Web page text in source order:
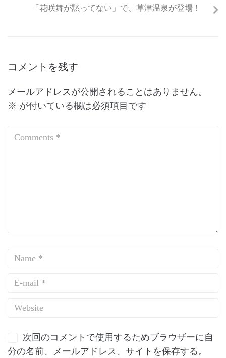
「花咲舞が黙ってない」で、草津温泉が登場！
コメントを残す
メールアドレスが公開されることはありません。
※ が付いている欄は必須項目です
次回のコメントで使用するためブラウザーに自
分の名前、メールアドレス、サイトを保存する。